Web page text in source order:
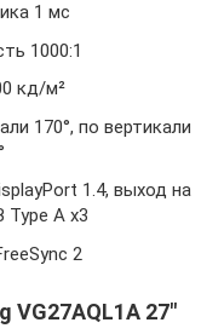
1 мс
1000:1
кд/м²
170°, по вертикали
1.4, выход на
Type A x3
2
VG27AQL1A 27″